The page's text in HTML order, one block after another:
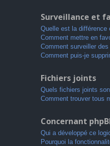
Surveillance et
Quelle est la
Comment mettre en
Comment surveiller
Comment puis-je
Fichiers joints
Quels fichiers joints
Comment trouver tous
Concernant
Qui a développé ce
Pourquoi la